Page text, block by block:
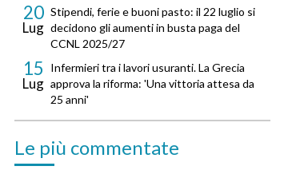
20
Lug
Stipendi, ferie e buoni pasto: il 22 luglio si
decidono gli aumenti in busta paga del
CCNL 2025/27
15
Lug
Infermieri tra i lavori usuranti. La Grecia
approva la riforma: 'Una vittoria attesa da
25 anni'
Le più commentate